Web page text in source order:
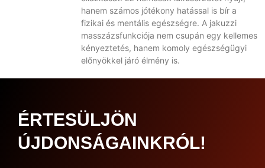
hanem számos jótékony hatással is bír a
fizikai és mentális egészségre. A jakuzzi
masszázsfunkciója nem csupán egy kellemes
kényeztetés, hanem komoly egészségügyi
előnyökkel járó élmény is.
ÉRTESÜLJÖN
ÚJDONSÁGAINKRÓL!